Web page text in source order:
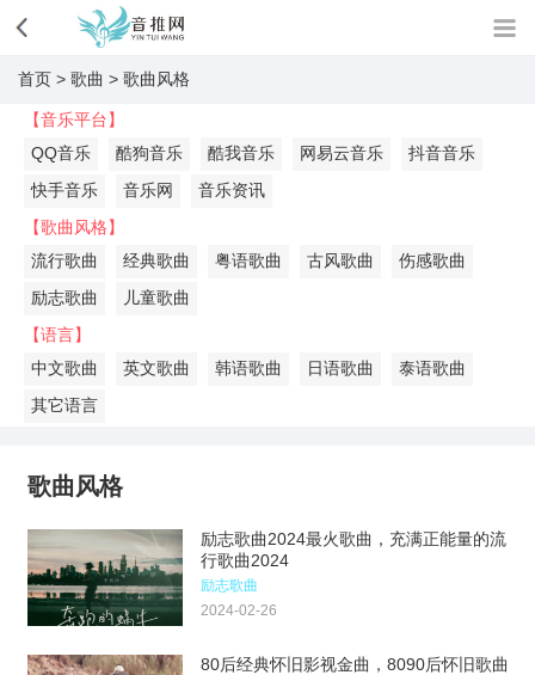
首页 > 歌曲 > 歌曲风格
【音乐平台】
QQ音乐
酷狗音乐 酷我音乐 网易云音乐
抖音音乐
快手音乐
音乐网
音乐资讯
【歌曲风格】
流行歌曲
经典歌曲 粤语歌曲 古风歌曲
伤感歌曲
励志歌曲
儿童歌曲
【语言】
中文歌曲
英文歌曲 韩语歌曲 日语歌曲
泰语歌曲
其它语言
歌曲风格
励志歌曲2024最火歌曲，充满正能量的流
行歌曲2024
励志歌曲
2024-02-26
80后经典怀旧影视金曲，8090后怀旧歌曲